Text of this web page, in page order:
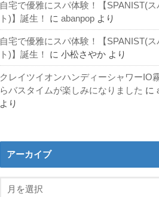
自宅で優雅にスパ体験！【SPANIST(ス
ト)】誕生！
に abanpop より
自宅で優雅にスパ体験！【SPANIST(ス
ト)】誕生！
に 小松さやか より
クレイツイオンハンディーシャワーIO
らバスタイムが楽しみになりました に
より
アーカイブ